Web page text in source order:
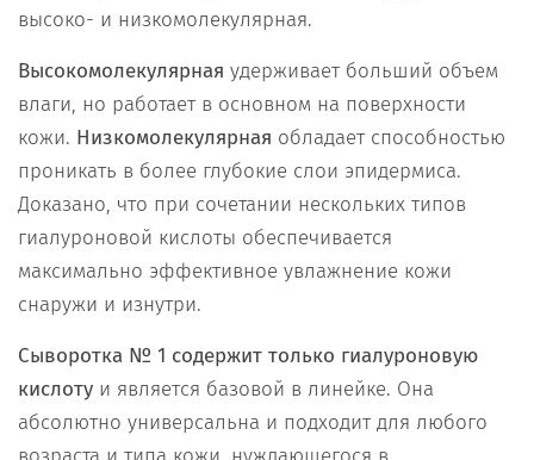
высоко- и низкомолекулярная.
Высокомолекулярная удерживает больший объем
влаги, но работает в основном на поверхности
кожи. Низкомолекулярная обладает способностью
проникать в более глубокие слои эпидермиса.
Доказано, что при сочетании нескольких типов
гиалуроновой кислоты обеспечивается
максимально эффективное увлажнение кожи
снаружи и изнутри.
Сыворотка № 1 содержит только гиалуроновую
кислоту и является базовой в линейке. Она
абсолютно универсальна и подходит для любого